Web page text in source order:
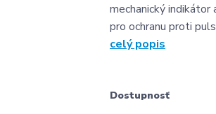
mechanický
pro ochranu proti
celý popis
Dostupnosť